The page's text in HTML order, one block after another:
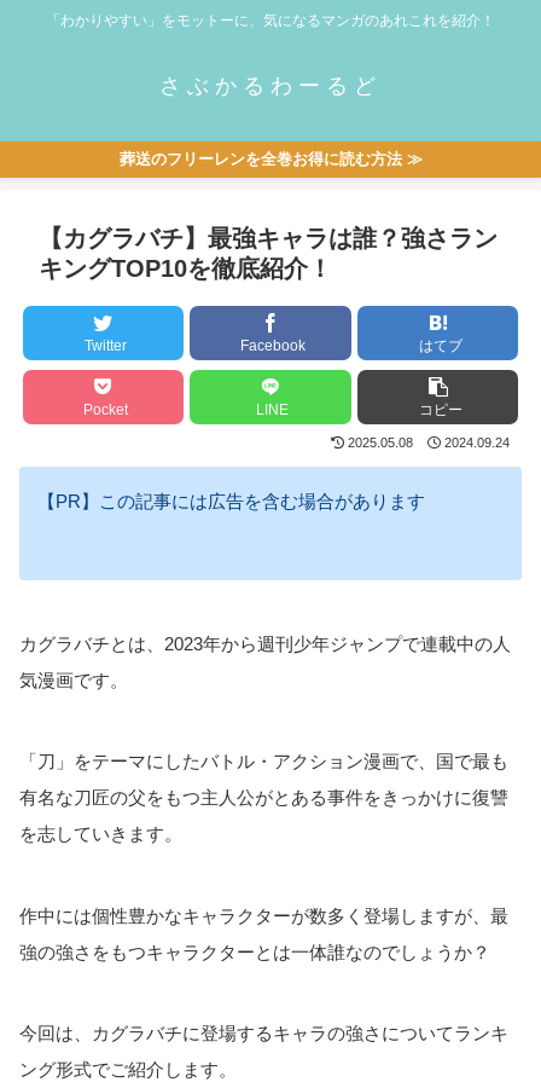
「わかりやすい」をモットーに、気になるマンガのあれこれを紹介！
さぶかるわーるど
葬送のフリーレンを全巻お得に読む方法 ≫
【カグラバチ】最強キャラは誰？強さラン
キングTOP10を徹底紹介！
Twitter Facebook はてブ
Pocket LINE コピー
2025.05.08 2024.09.24
【PR】この記事には広告を含む場合があります
カグラバチとは、2023年から週刊少年ジャンプで連載中の人
気漫画です。
「刀」をテーマにしたバトル・アクション漫画で、国で最も
有名な刀匠の父をもつ主人公がとある事件をきっかけに復讐
を志していきます。
作中には個性豊かなキャラクターが数多く登場しますが、最
強の強さをもつキャラクターとは一体誰なのでしょうか？
今回は、カグラバチに登場するキャラの強さについてランキ
ング形式でご紹介します。